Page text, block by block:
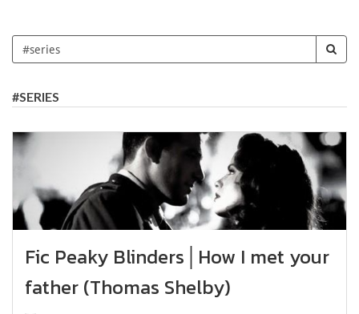
#SERIES
Fic Peaky Blinders│How I met your
father (Thomas Shelby)